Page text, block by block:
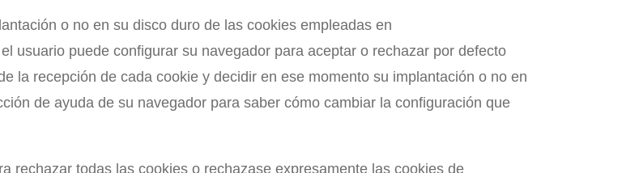
o no en su disco duro de las cookies empleadas en
usuario puede configurar su navegador para aceptar o rechazar por defecto
la recepción de cada cookie y decidir en ese momento su implantación o no en
de ayuda de su navegador para saber cómo cambiar la configuración que
rechazar todas las cookies o rechazase expresamente las cookies de